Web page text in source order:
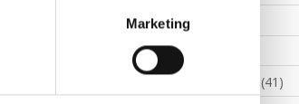
Marketing
microfono
Obiettivi
(41)